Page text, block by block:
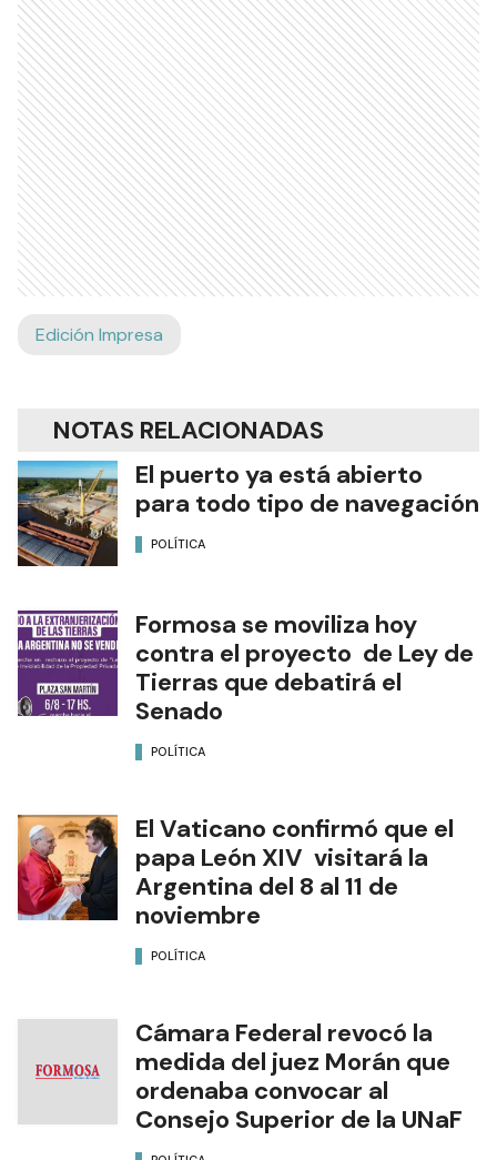
Edición Impresa
NOTAS RELACIONADAS
El puerto ya está abierto
para todo tipo de navegación
POLÍTICA
Formosa se moviliza hoy
contra el proyecto de Ley de
Tierras que debatirá el
Senado
POLÍTICA
El Vaticano confirmó que el
papa León XIV visitará la
Argentina del 8 al 11 de
noviembre
POLÍTICA
Cámara Federal revocó la
medida del juez Morán que
ordenaba convocar al
Consejo Superior de la UNaF